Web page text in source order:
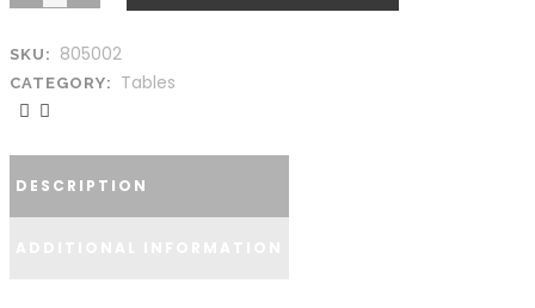
SKU: 805002
CATEGORY: Tables
DESCRIPTION